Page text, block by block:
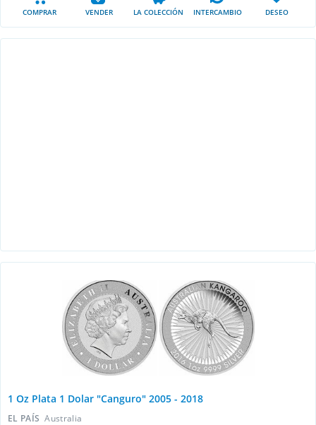
COMPRAR VENDER LA COLECCIÓN INTERCAMBIO DESEO
1 Oz Plata 1 Dolar "Canguro" 2005 - 2018
EL PAÍS Australia